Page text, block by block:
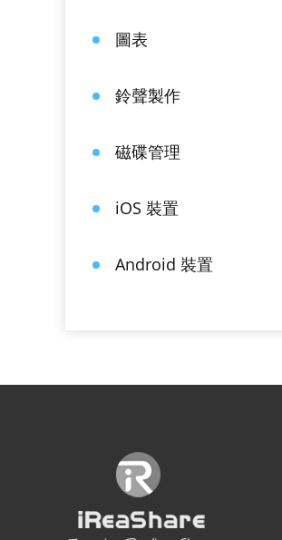
圖表
鈴聲製作
磁碟管理
iOS 裝置
Android 裝置